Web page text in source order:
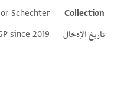
Collection
Schechter
تاريخ الإدخال
since 2019